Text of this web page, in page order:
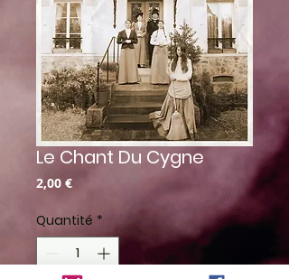
Le Chant Du Cygne
2,00 €Prix
Quantité *